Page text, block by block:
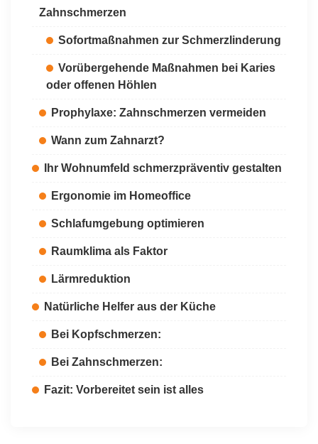
Zahnschmerzen
Sofortmaßnahmen zur Schmerzlinderung
Vorübergehende Maßnahmen bei Karies
oder offenen Höhlen
Prophylaxe: Zahnschmerzen vermeiden
Wann zum Zahnarzt?
Ihr Wohnumfeld schmerzpräventiv gestalten
Ergonomie im Homeoffice
Schlafumgebung optimieren
Raumklima als Faktor
Lärmreduktion
Natürliche Helfer aus der Küche
Bei Kopfschmerzen:
Bei Zahnschmerzen:
Fazit: Vorbereitet sein ist alles